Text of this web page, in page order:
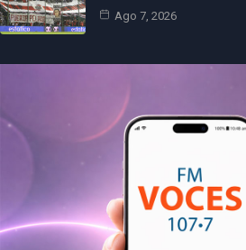
Ago 7, 2026